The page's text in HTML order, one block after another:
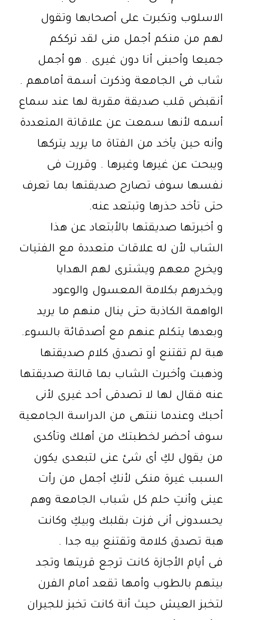
الاسلوب وتكبرت على أصحابها وتقول
لهم من منكم أجمل منى لقد ترككم
جميعا وأحبنى أنا دون غيرى . هو أجمل
شاب فى الجامعة وذكرت أسمة أمامهم .
أنقبض قلب صديقة مقربة لها عند سماع
أسمه لأنها سمعت عن علاقاتة المتعددة
وأنه حين يأخد من الفتاة ما يريد يتركها
ويبحت عن غيرها وغيرها . وقررت فى
نفسها سوف تصارح صديقتها بما تعرف
حتى تأخد حذرها وتبتعد عنه.
و أخبرتها صديقتها بالأبتعاد عن هذا
الشاب لأن له علاقات متعددة مع الفتيات
ويخرج معهم ويشترى لهم الهدايا
ويخدرهم بكلامة المعسول والوعود
الواهمة الكاذبة حتى ينال منهم ما يريد
وبعدها يتكلم عنهم مع أصدقائة بالسوء.
هبة لم تقتنع أو تصدق كلام صديقتها
وذهبت وأخبرت الشاب بما قالتة صديقتها
عنه فقال لها لا تصدقى أحد غيرى لأنى
أحبك وعندما ننتهى من الدراسة الجامعية
سوف أحضر لخطبتك من أهلك وتأكدى
من يقول لكِ أى شئ عنى لتبعدى يكون
السبب غيرة منكى لأنكِ أجمل من رأت
عينى وأنتِ حلم كل شباب الجامعة وهم
يحسدونى أنى فزت بقلبك وبيكِ وكانت
هبة تصدق كلامة وتقتنع بيه جدا .
فى أيام الأجازة كانت ترجع قريتها وتجد
بيتهم بالطوب وأمها تقعد أمام الفرن
لتخبز العيش حيث أنة كانت تخبز للجيران